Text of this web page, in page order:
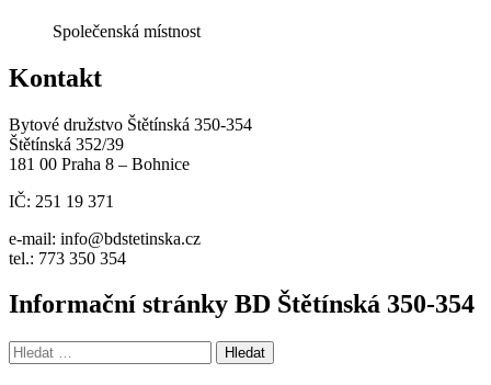
Společenská místnost
Kontakt
Bytové družstvo Štětínská 350-354
Štětínská 352/39
181 00 Praha 8 – Bohnice
IČ: 251 19 371
e-mail: info@bdstetinska.cz
tel.: 773 350 354
Informační stránky BD Štětínská 350-354
Vyhledávání